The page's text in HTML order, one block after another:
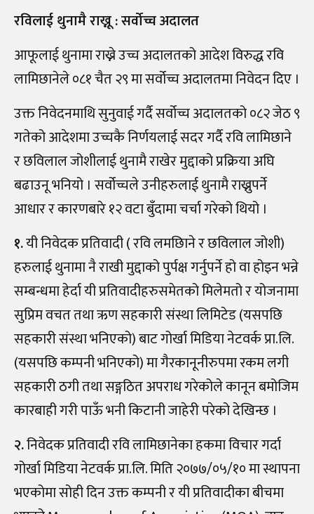
रविलाई थुनामै राख्नू : सर्वोच्च अदालत
आफूलाई थुनामा राख्ने उच्च अदालतको आदेश विरुद्ध रवि
लामिछानेले ०८१ चैत २९ मा सर्वोच्च अदालतमा निवेदन दिए ।
उक्त निवेदनमाथि सुनुवाई गर्दै सर्वोच्च अदालतको ०८२ जेठ ९
गतेको आदेशमा उच्चकै निर्णयलाई सदर गर्दै रवि लामिछाने
र छविलाल जोशीलाई थुनामै राखेर मुद्दाको प्रक्रिया अघि
बढाउनू भनियो । सर्वोच्चले उनीहरुलाई थुनामै राख्नुपर्ने
आधार र कारणबारे १२ वटा बुँदामा चर्चा गरेको थियो ।
१.यी निवेदक प्रतिवादी ( रवि लमछिाने र छविलाल जोशी)
हरुलाई थुनामा नै राखी मुद्दाको पुर्पक्ष गर्नुपर्ने हो वा होइन भन्ने
सम्बन्धमा हेर्दा यी प्रतिवादीहरुसमेतको मिलेमतो र योजनामा
सुप्रिम वचत तथा ऋण सहकारी संस्था लिमिटेड (यसपछि
सहकारी संस्था भनिएको) बाट गोर्खा मिडिया नेटवर्क प्रा.लि.
(यसपछि कम्पनी भनिएको) मा गैरकानूनीरुपमा रकम लगी
सहकारी ठगी तथा सङ्गठित अपराध गरेकोले कानून बमोजिम
कारबाही गरी पाऊँ भनी किटानी जाहेरी परेको देखिन्छ ।
२.निवेदक प्रतिवादी रवि लामिछानेका हकमा विचार गर्दा
गोर्खा मिडिया नेटवर्क प्रा.लि. मिति २०७७/०५/१० मा स्थापना
भएकोमा सोही दिन उक्त कम्पनी र यी प्रतिवादीका बीचमा